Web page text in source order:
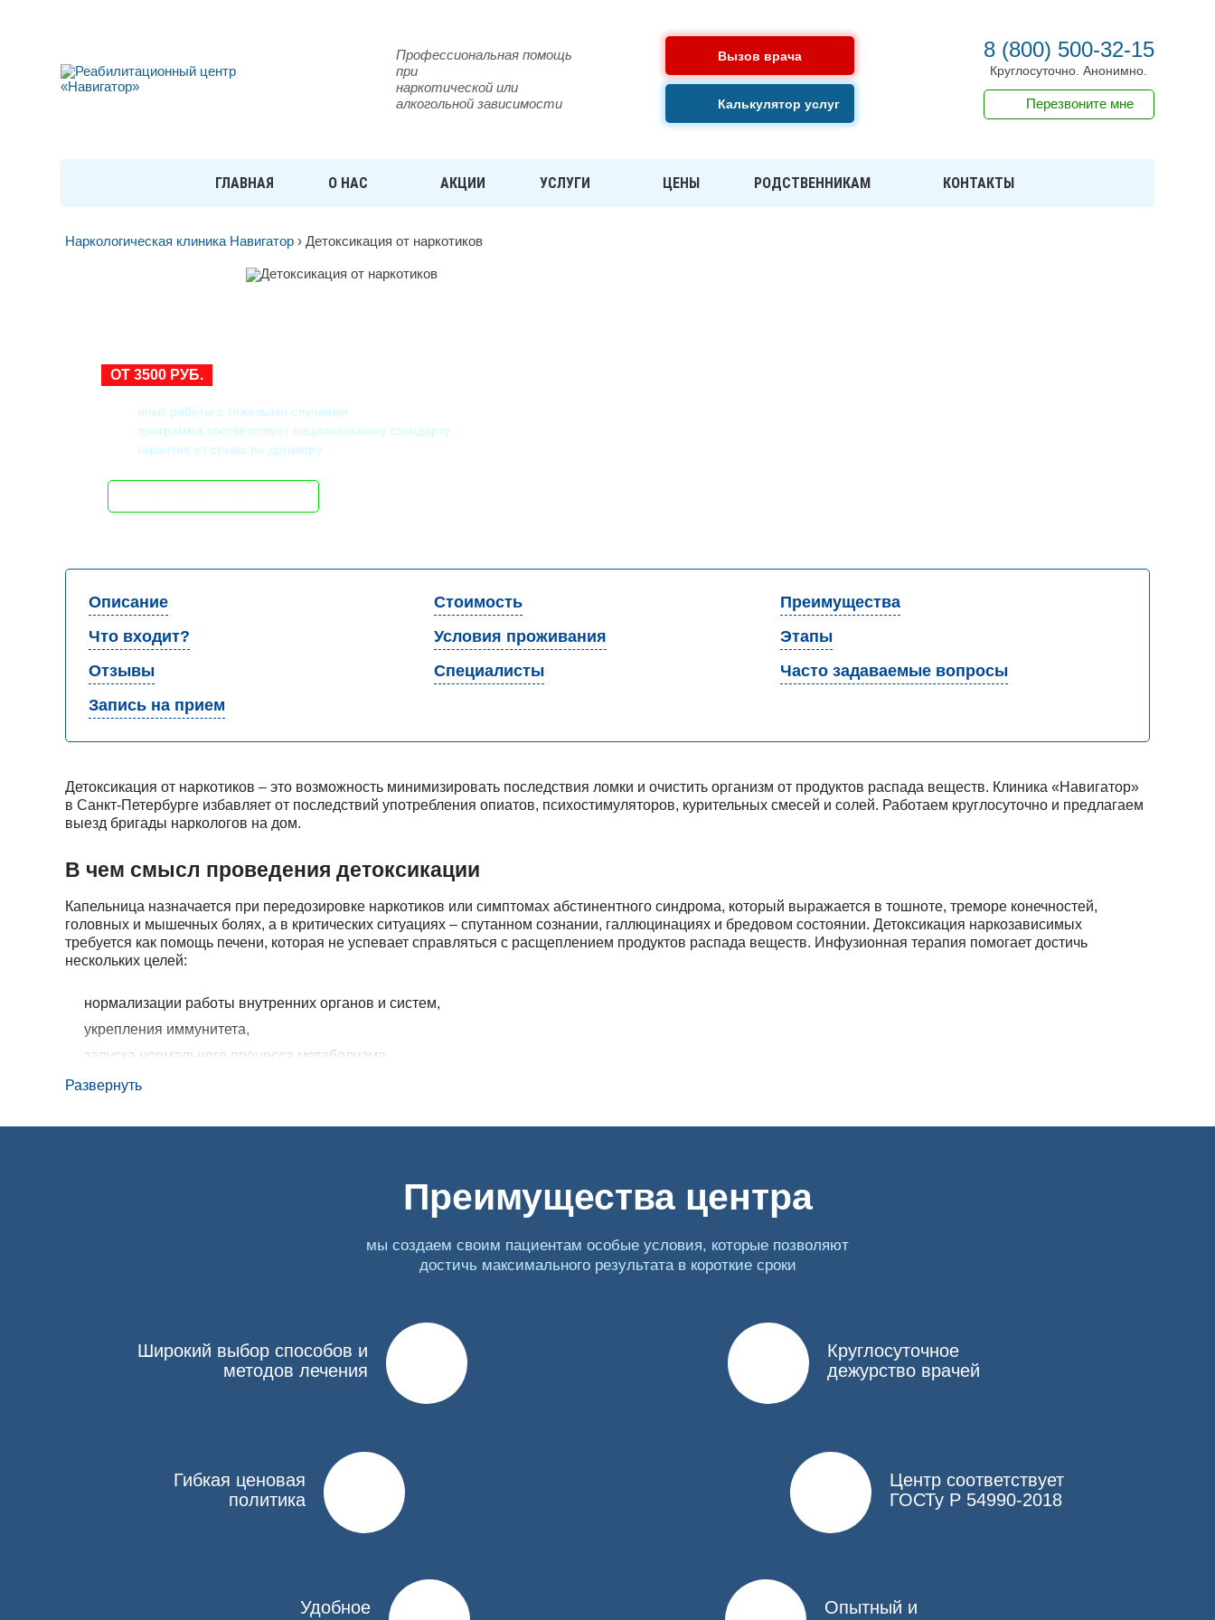
Профессиональная помощь
при
наркотической или
алкогольной зависимости
Вызов врача
Калькулятор услуг
8 (800) 500-32-15
Круглосуточно. Анонимно.
Перезвоните мне
ГЛАВНАЯ О НАС АКЦИИ УСЛУГИ ЦЕНЫ РОДСТВЕННИКАМ КОНТАКТЫ
Наркологическая клиника Навигатор › Детоксикация от наркотиков
ОТ 3500 РУБ.
опыт работы с тяжелыми случаями
программа соответствует национальному стандарту
гарантия от срыва по договору
Описание Стоимость
Преимущества
Что входит?
Условия проживания
Этапы
Отзывы
Специалисты
Часто задаваемые вопросы
Запись на прием
Детоксикация от наркотиков – это возможность минимизировать последствия ломки и очистить организм от продуктов распада веществ. Клиника «Навигатор»
в Санкт-Петербурге избавляет от последствий употребления опиатов, психостимуляторов, курительных смесей и солей. Работаем круглосуточно и предлагаем
выезд бригады наркологов на дом.
В чем смысл проведения детоксикации
Капельница назначается при передозировке наркотиков или симптомах абстинентного синдрома, который выражается в тошноте, треморе конечностей,
головных и мышечных болях, а в критических ситуациях – спутанном сознании, галлюцинациях и бредовом состоянии. Детоксикация наркозависимых
требуется как помощь печени, которая не успевает справляться с расщеплением продуктов распада веществ. Инфузионная терапия помогает достичь
нескольких целей:
нормализации работы внутренних органов и систем,
укрепления иммунитета,
запуска нормального процесса метаболизма,
восстановления сна, аппетита,
Варианты детоксикации при наркомании
Очищение организма от наркотических веществ выполняется после диагностики состояния здоровья пациента. Для этого нарколог собирает историю болезни,
выясняет стаж зависимости, тип употребляемых средств, выявляет хронические заболевания. Далее назначаются анализы, осмотры профильными
Очищение организма от наркотиков предполагает применение нескольких методов детокса:
Инфузионный. Предполагает введение растворов и лекарств, нейтрализующих действие психоактивных веществ, через капельницу.
Аппаратный. Специальные приборы быстро очищают кровь от наркотиков и токсинов. Помогая с фильтрацией крови и ее возвращение обратно в
или передозировке. Суть в том, что наркоман не испытывает мучительных болей во время абстиненции, так как в течение нескольких часов она будет
сниматься благодаря процедуре УБОД.
Метод выбирает нарколог после того, как оценит состояние пациента, уточнит имеющиеся у него заболевания и соберет анамнез.
Детоксикация организма от наркотиков организуется под контролем бригады медиков. Состав капельницы подбирается индивидуально, но в стандартном
варианте она состоит из следующих препаратов:
Развернуть
Преимущества центра
мы создаем своим пациентам особые условия, которые позволяют
достичь максимального результата в короткие сроки
Широкий выбор способов и
методов лечения
Круглосуточное
дежурство врачей
Гибкая ценовая
политика
Центр соответствует
ГОСТу Р 54990-2018
Удобное
Опытный и